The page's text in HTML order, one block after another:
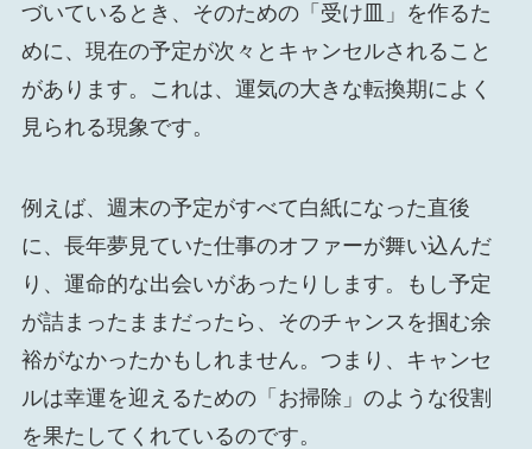
づいているとき、そのための「受け皿」を作るた
めに、現在の予定が次々とキャンセルされること
があります。これは、運気の大きな転換期によく
見られる現象です。
例えば、週末の予定がすべて白紙になった直後
に、長年夢見ていた仕事のオファーが舞い込んだ
り、運命的な出会いがあったりします。もし予定
が詰まったままだったら、そのチャンスを掴む余
裕がなかったかもしれません。つまり、キャンセ
ルは幸運を迎えるための「お掃除」のような役割
を果たしてくれているのです。